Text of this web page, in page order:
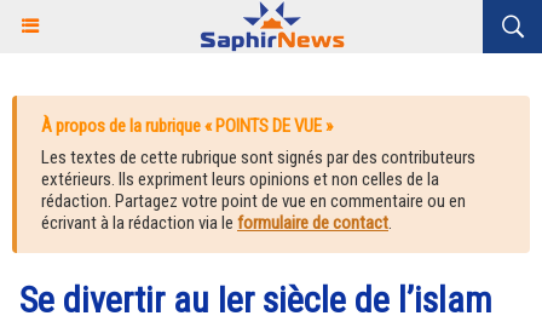
À propos de la rubrique « POINTS DE VUE »
Les textes de cette rubrique sont signés par des contributeurs
extérieurs. Ils expriment leurs opinions et non celles de la
rédaction. Partagez votre point de vue en commentaire ou en
écrivant à la rédaction via le formulaire de contact.
Se divertir au Ier siècle de l’islam